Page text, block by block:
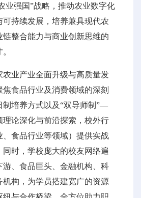
业强国”战略，推动农业数字化
可持续发展，培养兼具现代农
链整合能力与商业创新思维的
农业产业全面升级与高质量发
焦食品行业及消费领域的深刻
制培养方式以及“双导师制”—
理论深化与前沿探索，校外行
、食品行业等领域）提供实战
同时，学校庞大的校友网络遍
游、食品巨头、金融机构、科
机构，为学员搭建宽广的资源